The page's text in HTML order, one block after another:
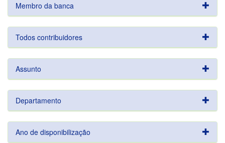
Membro da banca
Todos contribuidores
Assunto
Departamento
Ano de disponibilização